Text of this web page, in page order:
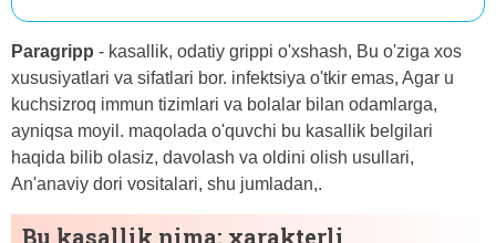
Paragripp - kasallik, odatiy grippi o'xshash, Bu o'ziga xos
xususiyatlari va sifatlari bor. infektsiya o'tkir emas, Agar u
kuchsizroq immun tizimlari va bolalar bilan odamlarga,
ayniqsa moyil. maqolada o'quvchi bu kasallik belgilari
haqida bilib olasiz, davolash va oldini olish usullari,
An'anaviy dori vositalari, shu jumladan,.
Bu kasallik nima: xarakterli